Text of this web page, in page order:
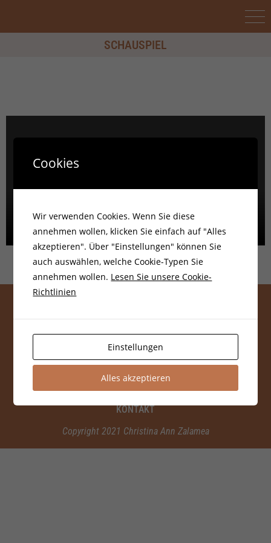
SCHAUSPIEL
KONTAKT
Copyright 2021 Christina Ann Zalamea
Cookies
Wir verwenden Cookies. Wenn Sie diese
annehmen wollen, klicken Sie einfach auf "Alles
akzeptieren". Über "Einstellungen" können Sie
auch auswählen, welche Cookie-Typen Sie
annehmen wollen. Lesen Sie unsere Cookie-
Richtlinien
Einstellungen
Alles akzeptieren